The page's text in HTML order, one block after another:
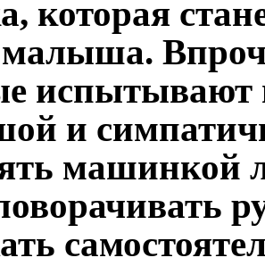
которая
испытывают
и
машинкой